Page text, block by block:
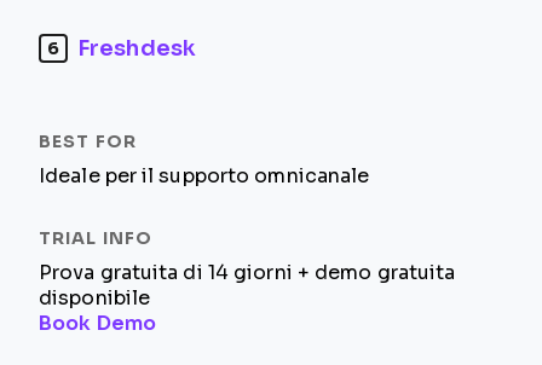
6 Freshdesk
Ideale per il supporto omnicanale
Prova gratuita di 14 giorni + demo gratuita
disponibile
Book Demo